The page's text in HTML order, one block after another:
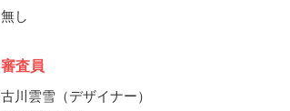
無し
審査員
古川雲雪（デザイナー）